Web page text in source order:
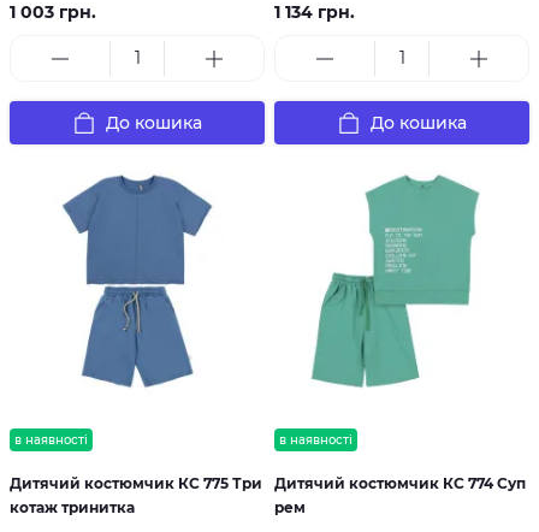
1 003 грн.
До кошика
1 134 грн.
До кошика
в наявності
Дитячий костюмчик КС 775 Три
котаж тринитка
в наявності
Дитячий костюмчик КС 774 Суп
рем